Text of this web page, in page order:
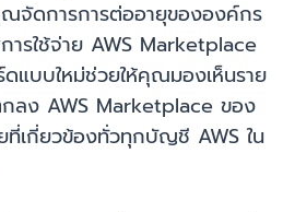
จัดการการต่ออายุขององค์กร
ารใช้จ่าย AWS Marketplace
แบบใหม่ช่วยให้คุณมองเห็นราย
กลง AWS Marketplace ของ
ที่เกี่ยวข้องทั่วทุกบัญชี AWS ใน